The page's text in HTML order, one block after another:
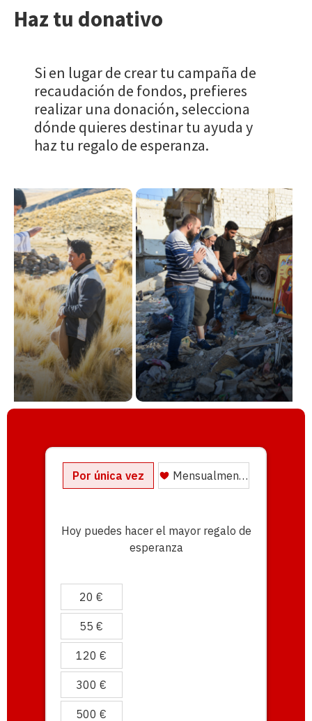
Haz tu donativo
Si en lugar de crear tu campaña de
recaudación de fondos, prefieres
realizar una donación, selecciona
dónde quieres destinar tu ayuda y
haz tu regalo de esperanza.